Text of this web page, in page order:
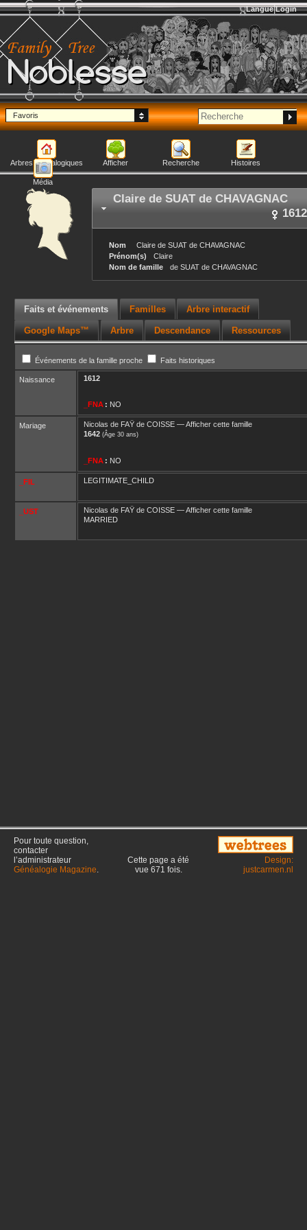
Noblesse
Langue Login
Favoris
Arbres généalogiques Afficher Recherche Histoires
Média
Claire de SUAT de CHAVAGNAC
1612
Nom Claire de SUAT de CHAVAGNAC
Prénom(s)
Claire
Nom de famille
de SUAT de CHAVAGNAC
Faits et événements Familles Arbre interactif
Google Maps™ Arbre Descendance Ressources
Événements de la famille proche Faits historiques
Naissance 1612
_FNA : NO
Mariage Nicolas de FAŸ de COISSE —Afficher cette famille
1642 (Âge 30 ans)
_FNA : NO
_FIL LEGITIMATE_CHILD
_UST Nicolas de FAŸ de COISSE —Afficher cette famille
MARRIED
Pour toute question,
contacter
l’administrateur
Généalogie Magazine.
Cette page a été
vue 671 fois.
Design:
justcarmen.nl